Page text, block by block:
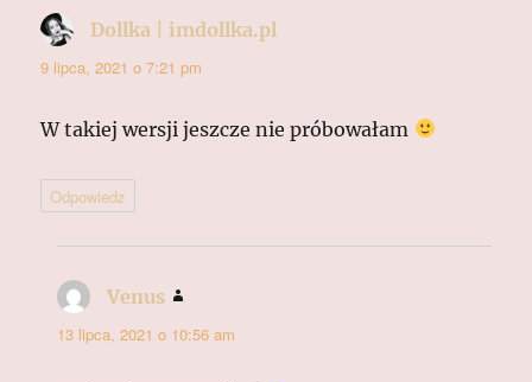
Dollka | imdollka.pl
9 lipca, 2021 o 7:21 pm
W takiej wersji jeszcze nie próbowałam
Odpowiedz
Venus
13 lipca, 2021 o 10:56 am